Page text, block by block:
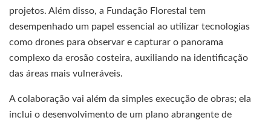
projetos. Além disso, a Fundação Florestal tem
desempenhado um papel essencial ao utilizar tecnologias
como drones para observar e capturar o panorama
complexo da erosão costeira, auxiliando na identificação
das áreas mais vulneráveis.
A colaboração vai além da simples execução de obras; ela
inclui o desenvolvimento de um plano abrangente de